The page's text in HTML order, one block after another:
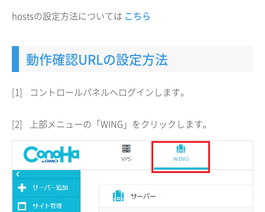
hostsの設定方法については こちら
動作確認URLの設定方法
[1] コントロールパネルへログインします。
[2] 上部メニューの「WING」をクリックします。